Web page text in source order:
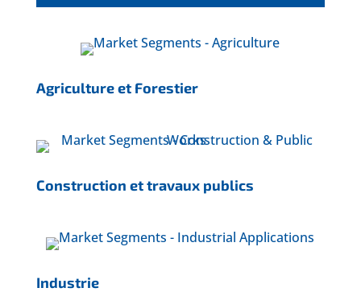
Agriculture et Forestier
Construction et travaux publics
Industrie